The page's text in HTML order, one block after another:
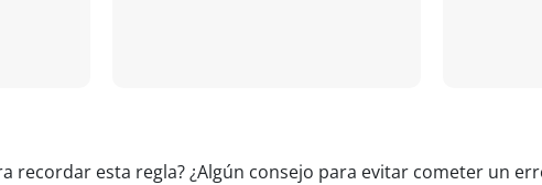
recordar esta regla? ¿Algún consejo para evitar cometer un